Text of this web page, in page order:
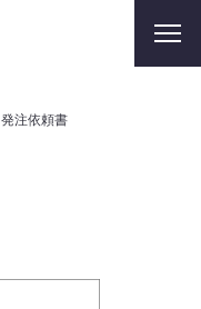
発注依頼書